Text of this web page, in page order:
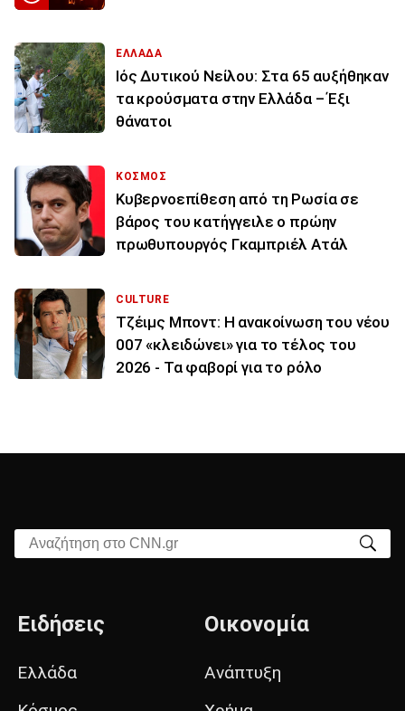
ΕΛΛΑΔΑ
Ιός Δυτικού Νείλου: Στα 65 αυξήθηκαν
τα κρούσματα στην Ελλάδα – Έξι
θάνατοι
ΚΟΣΜΟΣ
Κυβερνοεπίθεση από τη Ρωσία σε
βάρος του κατήγγειλε ο πρώην
πρωθυπουργός Γκαμπριέλ Ατάλ
CULTURE
Τζέιμς Μποντ: Η ανακοίνωση του νέου
007 «κλειδώνει» για το τέλος του
2026 - Τα φαβορί για το ρόλο
Αναζήτηση στο CNN.gr
Ειδήσεις
Ελλάδα
Οικονομία
Ανάπτυξη